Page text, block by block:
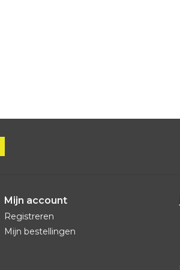
Mijn account
Registreren
Mijn bestellingen